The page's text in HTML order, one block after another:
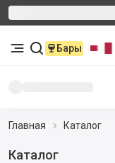
Бары
Главная Каталог
Каталог